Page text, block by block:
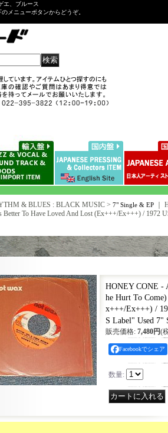
エ、ブルース
メニューボタンからどうぞ。
& BLUES : BLACK MUSIC > 7" Single & EP
Better To Have Loved And Lost (Ex+++/Ex+++) /
HONEY CONE -
he Hurt To
x+++/Ex+++) /
S Label" Used 7"
販売価格: 7,480円(
Facebookでシェア
数量: